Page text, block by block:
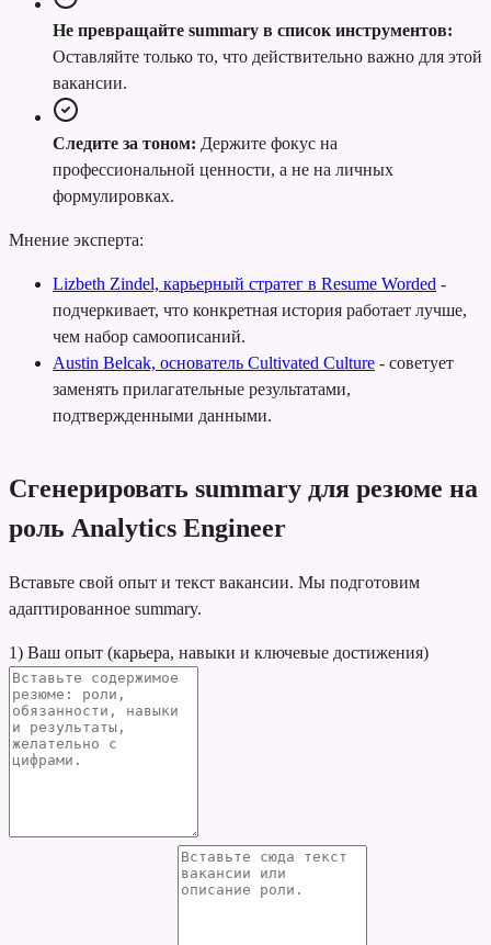
Не превращайте summary в список инструментов:
Оставляйте только то, что действительно важно для этой
вакансии.
Следите за тоном: Держите фокус на
профессиональной ценности, а не на личных
формулировках.
Мнение эксперта:
Lizbeth Zindel, карьерный стратег в Resume Worded -
подчеркивает, что конкретная история работает лучше,
чем набор самоописаний.
Austin Belcak, основатель Cultivated Culture - советует
заменять прилагательные результатами,
подтвержденными данными.
Сгенерировать summary для резюме на
роль Analytics Engineer
Вставьте свой опыт и текст вакансии. Мы подготовим
адаптированное summary.
1) Ваш опыт (карьера, навыки и ключевые достижения)